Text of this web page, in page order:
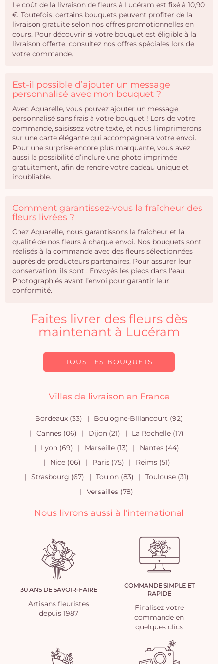
Le coût de la livraison de fleurs à Lucéram est fixé à 10,90
€. Toutefois, certains bouquets peuvent profiter de la
livraison gratuite selon nos offres promotionnelles en
cours. Pour découvrir si votre bouquet est éligible à la
livraison offerte, consultez nos offres spéciales lors de
votre commande.
Est-il possible d’ajouter un message
personnalisé avec mon bouquet ?
Avec Aquarelle, vous pouvez ajouter un message
personnalisé sans frais à votre bouquet ! Lors de votre
commande, saisissez votre texte, et nous l’imprimerons
sur une carte élégante qui accompagnera votre envoi.
Pour une surprise encore plus marquante, vous avez
aussi la possibilité d’inclure une photo imprimée
gratuitement, afin de rendre votre cadeau unique et
inoubliable.
Comment garantissez-vous la fraîcheur des
fleurs livrées ?
Chez Aquarelle, nous garantissons la fraîcheur et la
qualité de nos fleurs à chaque envoi. Nos bouquets sont
réalisés à la commande avec des fleurs sélectionnées
auprès de producteurs partenaires. Pour assurer leur
conservation, ils sont : Envoyés les pieds dans l'eau.
Photographiés avant l’envoi pour garantir leur
conformité.
Faites livrer des fleurs dès
maintenant à Lucéram
TOUS LES BOUQUETS
Villes de livraison en France
Bordeaux (33)
Boulogne-Billancourt (92)
Cannes (06)
Dijon (21)
La Rochelle (17)
Lyon (69)
Marseille (13)
Nantes (44)
Nice (06)
Paris (75)
Reims (51)
Strasbourg (67)
Toulon (83)
Toulouse (31)
Versailles (78)
Nous livrons aussi à l'international
30 ANS DE SAVOIR-FAIRE
Artisans fleuristes
depuis 1987
COMMANDE SIMPLE ET
RAPIDE
Finalisez votre
commande en
quelques clics